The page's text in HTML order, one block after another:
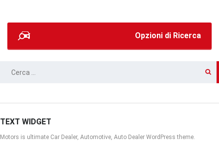
Opzioni di Ricerca
RICERCA
TEXT WIDGET
Motors is ultimate Car Dealer, Automotive, Auto Dealer WordPress theme.